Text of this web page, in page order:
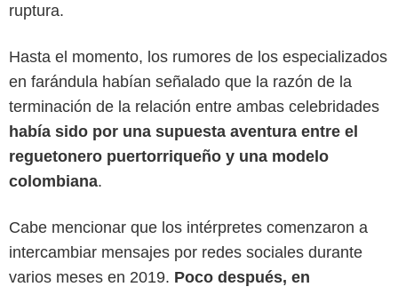
ruptura.
Hasta el momento, los rumores de los especializados
en farándula habían señalado que la razón de la
terminación de la relación entre ambas celebridades
había sido por una supuesta aventura entre el
reguetonero puertorriqueño y una modelo
colombiana.
Cabe mencionar que los intérpretes comenzaron a
intercambiar mensajes por redes sociales durante
varios meses en 2019. Poco después, en